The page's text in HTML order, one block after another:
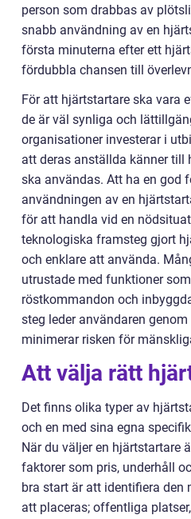
person som drabbas av
snabb användning av en
första minuterna efter ett
fördubbla chansen till
För att hjärtstartare ska vara
de är väl synliga och
organisationer investerar i
att deras anställda känner till
ska användas. Att ha en god
användningen av en
för att handla vid en
teknologiska framsteg gjort
och enklare att använda.
utrustade med funktioner
röstkommandon och
steg leder användaren
minimerar risken för
Att välja rätt
Det finns olika typer av
och en med sina egna
När du väljer en hjärtstartare
faktorer som pris, underhåll
bra start är att identifiera den
att placeras; offentliga